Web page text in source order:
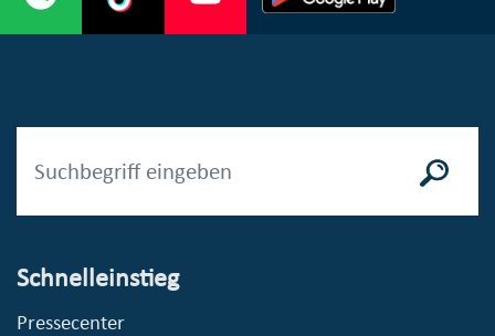
Schnelleinstieg
Pressecenter